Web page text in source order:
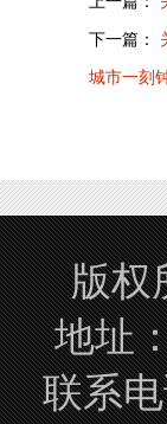
下一篇：
城市一刻
版权
地址
联系